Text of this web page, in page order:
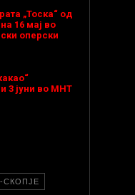
„Тоска“ од
16 мај во
оперски
3 јуни во МНТ
СКОПЈЕ